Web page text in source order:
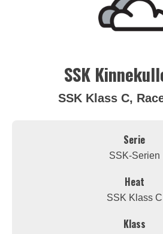
SSK
SSK Klass C,
Serie
SSK-Serien
Heat
SSK Klass C
Klass